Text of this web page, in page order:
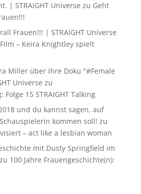
| STRAIGHT Universe zu Geht
Frauen!!! | STRAIGHT Universe
– Keira Knightley spielt
Miller über ihre Doku "#Female
Universe zu
15 STRAIGHT Talking
und du kannst sagen, auf
kommen soll! zu
– act like a lesbian woman
mit Dusty Springfield im
100 Jahre Frauengeschichte(n):